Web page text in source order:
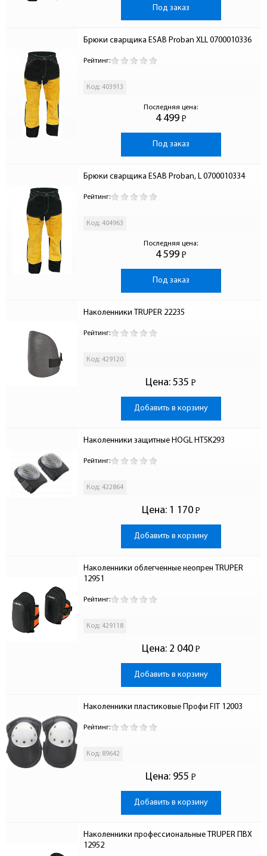
Под заказ
Брюки сварщика ESAB Proban XLL 0700010336
Рейтинг:
Код: 403913
Последняя цена:
4 499 Р
-
Под заказ
Брюки сварщика ESAB Proban, L 0700010334
Рейтинг:
Код: 404963
Последняя цена:
4 599 Р
-
Под заказ
Наколенники TRUPER 22235
Рейтинг:
Код: 429120
Цена: 535 Р
-
Добавить в корзину
Наколенники защитные HOGL HT5K293
Рейтинг:
Код: 422864
Цена: 1 170 Р
-
Добавить в корзину
Наколенники облегченные неопрен TRUPER
12951
Рейтинг:
Код: 429118
Цена: 2 040 Р
-
Добавить в корзину
Наколенники пластиковые Профи FIT 12003
Рейтинг:
Код: 89642
Цена: 955 Р
-
Добавить в корзину
Наколенники профессиональные TRUPER ПВХ
12952